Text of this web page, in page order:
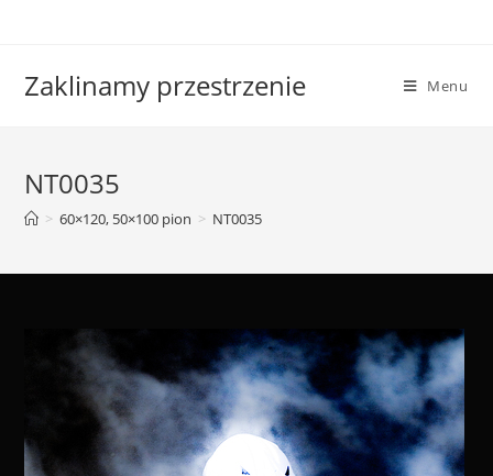
Zaklinamy przestrzenie Menu
NT0035
> 60×120, 50×100 pion > NT0035